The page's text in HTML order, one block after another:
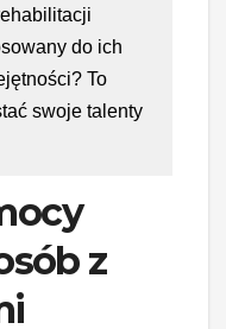
do ich
To
swoje talenty
z